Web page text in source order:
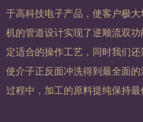
于高科技电子产品，使客户极
机的管道设计实现了逆顺流双
定适合的操作工艺，同时我们
使介子正反面冲洗得到最全面
过程中，加工的原料提纯保持最